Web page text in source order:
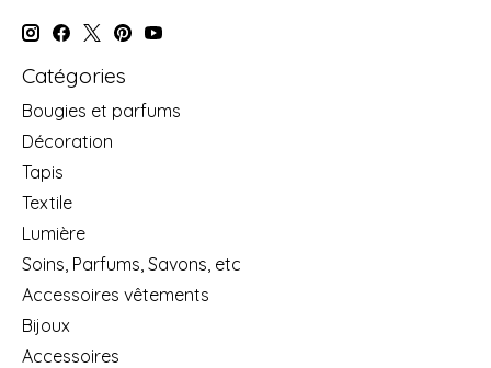
Catégories
Bougies et parfums
Décoration
Tapis
Textile
Lumière
Soins, Parfums, Savons, etc
Accessoires vêtements
Bijoux
Accessoires